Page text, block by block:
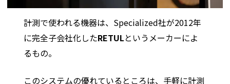
計測で使われる機器は、Specialized社が2012年
に完全子会社化したRETULというメーカーによ
るもの。
このシステムの優れているところは、手軽に計測